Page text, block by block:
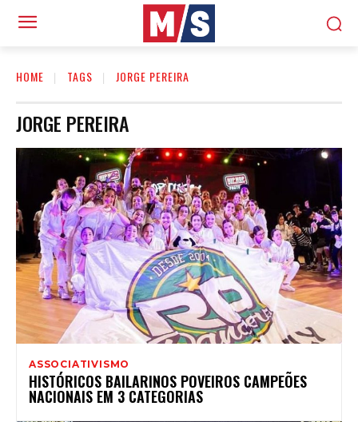
HOME TAGS JORGE PEREIRA
JORGE PEREIRA
ASSOCIATIVISMO
HISTÓRICOS BAILARINOS POVEIROS CAMPEÕES
NACIONAIS EM 3 CATEGORIAS